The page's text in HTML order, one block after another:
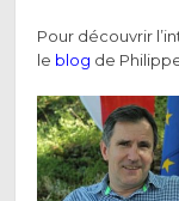
Pour découvrir
le blog de